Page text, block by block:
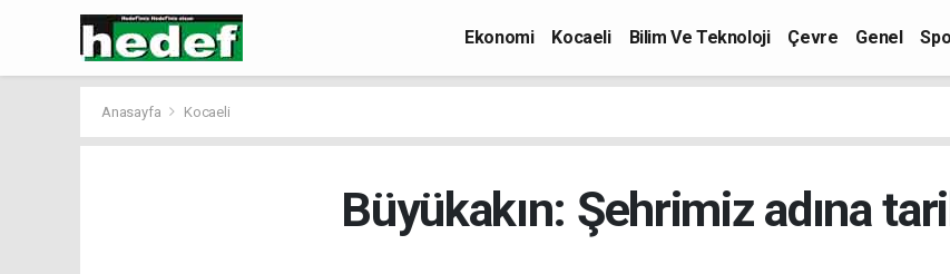
Ekonomi Kocaeli Bilim Ve Teknoloji Çevre Genel
Anasayfa Kocaeli
Büyükakın: Şehrimiz adına